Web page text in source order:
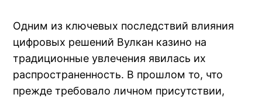
Одним из ключевых последствий влияния
цифровых решений Вулкан казино на
традиционные увлечения явилась их
распространенность. В прошлом то, что
прежде требовало личном присутствии,